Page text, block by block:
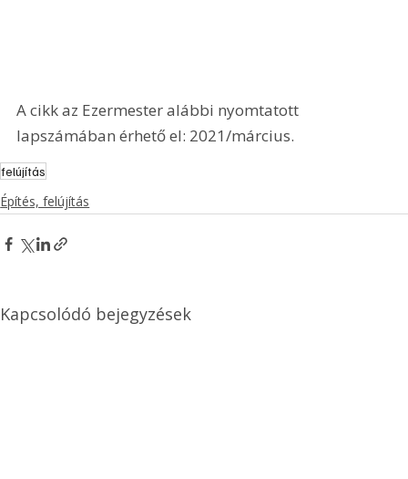
A cikk az Ezermester alábbi nyomtatott
lapszámában érhető el: 2021/március.
felújítás
Építés, felújítás
Kapcsolódó bejegyzések